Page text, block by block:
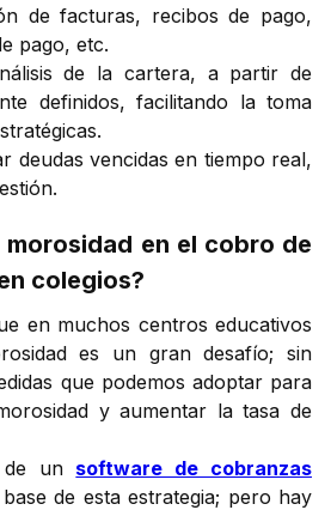
de facturas, recibos de pago,
pago, etc.
de la cartera, a partir de
definidos, facilitando la toma
deudas vencidas en tiempo real,
morosidad en el cobro de
colegios?
en muchos centros educativos
es un gran desafío; sin
que podemos adoptar para
y aumentar la tasa de
de un software de cobranzas
de esta estrategia; pero hay